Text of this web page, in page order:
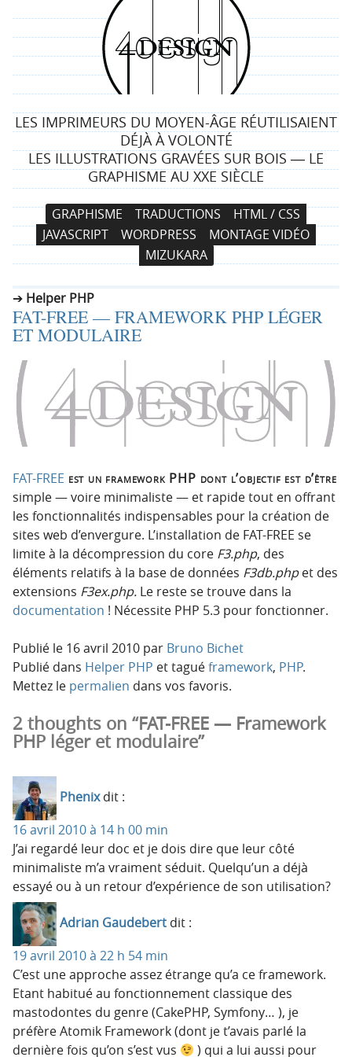
4
d
e
s
i
g
n
LES IMPRIMEURS DU MOYEN-ÂGE RÉUTILISAIENT
DÉJÀ À VOLONTÉ
LES ILLUSTRATIONS GRAVÉES SUR BOIS ― LE
GRAPHISME AU XXE SIÈCLE
N
a
v
i
a
t
i
n
r
c
i
p
a
l
e
A
l
l
e
a
u
c
n
e
n
GRAPHISME TRADUCTIONS
HTML / CSS
JAVASCRIPT
WORDPRESS
MONTAGE VIDÉO
MIZUKARA
Helper PHP
FAT-FREE — FRAMEWORK PHP LÉGER
ET MODULAIRE
FAT-FREE est un framework PHP dont l’objectif est d’être
simple — voire minimaliste — et rapide tout en offrant
les fonctionnalités indispensables pour la création de
sites web d’envergure. L’installation de FAT-FREE se
limite à la décompression du core F3.php, des
éléments relatifs à la base de données F3db.phpet des
extensions F3ex.php. Le reste se trouve dans la
documentation ! Nécessite PHP 5.3 pour fonctionner.
Publié le 16 avril 2010 par Bruno Bichet
Publié dans Helper PHP et taguéframework, PHP.
Mettez le permalien dans vos favoris.
2 thoughts on “FAT-FREE — Framework
PHP léger et modulaire”
Phenix dit :
16 avril 2010 à 14 h 00 min
J’ai regardé leur doc et je dois dire que leur côté
minimaliste m’a vraiment séduit. Quelqu’un a déjà
essayé ou à un retour d’expérience de son utilisation?
Adrian Gaudebert dit :
19 avril 2010 à 22 h 54 min
C’est une approche assez étrange qu’a ce framework.
Etant habitué au fonctionnement classique des
mastodontes du genre (CakePHP, Symfony… ), je
préfère Atomik Framework (dont je t’avais parlé la
dernière fois qu’on s’est vus
) qui a lui aussi pour